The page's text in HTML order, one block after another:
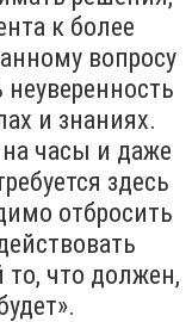
к более
вопросу
и знаниях.
часы и даже
здесь
отбросить
что должен,